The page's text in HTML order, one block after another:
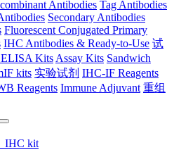
Antibodies Tag Antibodies
Secondary Antibodies
Fluorescent Conjugated Primary
IHC Antibodies & Ready-to-Use 试
ELISA Kits Assay Kits Sandwich
kits 实验试剂 IHC-IF Reagents
Reagents Immune Adjuvant 重组
IHC kit